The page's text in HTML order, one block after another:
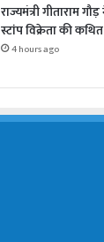
राज्यमंत्री गीताराम
स्टांप विक्रेता की
4 hours ago